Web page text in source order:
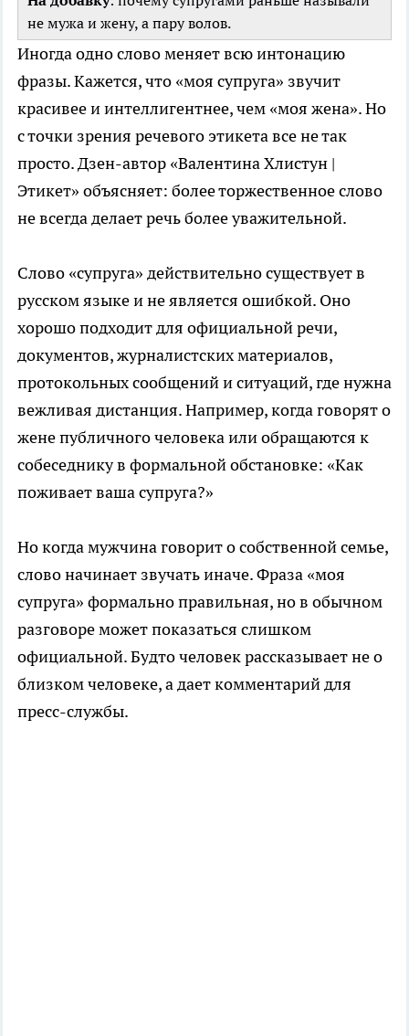
не мужа и жену, а пару волов.
Иногда одно слово меняет всю интонацию
фразы. Кажется, что «моя супруга» звучит
красивее и интеллигентнее, чем «моя жена». Но
с точки зрения речевого этикета все не так
просто. Дзен-автор «Валентина Хлистун |
Этикет» объясняет: более торжественное слово
не всегда делает речь более уважительной.
Слово «супруга» действительно существует в
русском языке и не является ошибкой. Оно
хорошо подходит для официальной речи,
документов, журналистских материалов,
протокольных сообщений и ситуаций, где нужна
вежливая дистанция. Например, когда говорят о
жене публичного человека или обращаются к
собеседнику в формальной обстановке: «Как
поживает ваша супруга?»
Но когда мужчина говорит о собственной семье,
слово начинает звучать иначе. Фраза «моя
супруга» формально правильная, но в обычном
разговоре может показаться слишком
официальной. Будто человек рассказывает не о
близком человеке, а дает комментарий для
пресс-службы.